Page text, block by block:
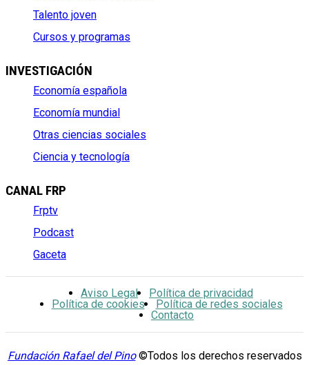
Talento joven
Cursos y programas
INVESTIGACIÓN
Economía española
Economía mundial
Otras ciencias sociales
Ciencia y tecnología
CANAL FRP
Frptv
Podcast
Gaceta
Aviso Legal
Política de privacidad
Política de cookies
Política de redes sociales
Contacto
Fundación Rafael del Pino©Todos los derechos reservados